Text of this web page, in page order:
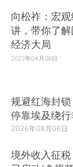
向松祚：宏
讲，带你了
经济大局
2022年04月06日
规避红海封
停靠埃及绕行
2026年08月06日
境外收入征